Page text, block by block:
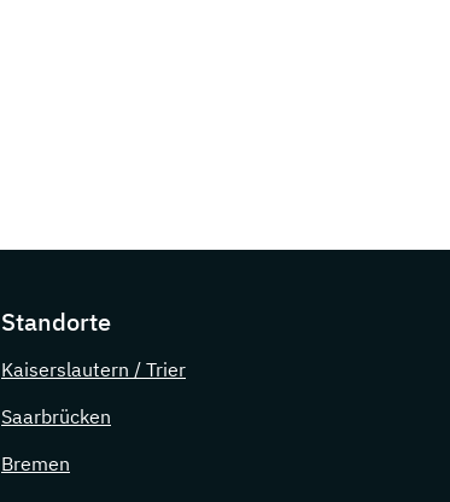
Standorte
Kaiserslautern / Trier
Saarbrücken
Bremen